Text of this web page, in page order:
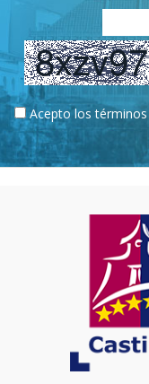
Acepto los términos